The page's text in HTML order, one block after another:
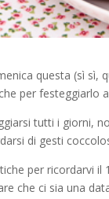
questa (sì sì,
per festeggiarlo
tutti i giorni,
di gesti
per ricordarvi
che ci sia una